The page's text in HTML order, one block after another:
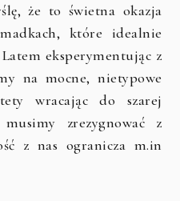
że to świetna okazja
które idealnie
eksperymentując z
na mocne, nietypowe
wracając do szarej
musimy zrezygnować z
z nas ogranicza m.in